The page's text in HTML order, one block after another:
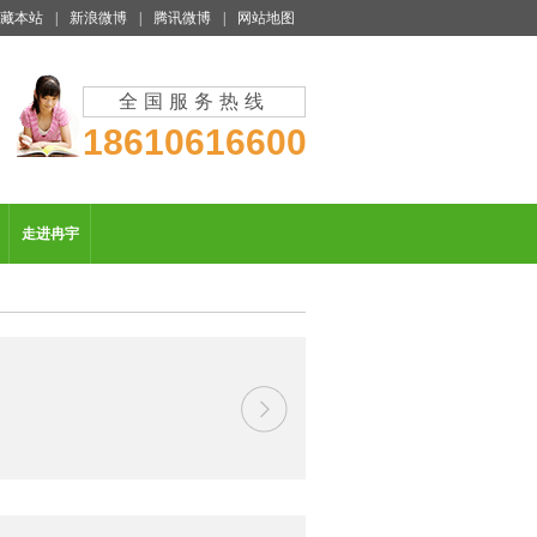
本站 新浪微博 腾讯微博 网站地图
全国服务热线
18610616600
走进冉宇